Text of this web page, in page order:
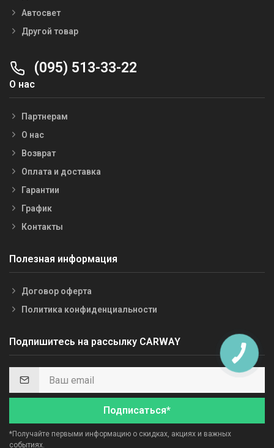
Автосвет
Другой товар
(095) 513-33-22
О нас
Партнерам
О нас
Возврат
Оплата и доставка
Гарантии
График
Контакты
Полезная информация
Договор оферта
Политика конфиденциальности
Подпишитесь на рассылку CARWAY
Подписаться*
*Получайте первыми информацию о скидках, акциях и важных
событиях.